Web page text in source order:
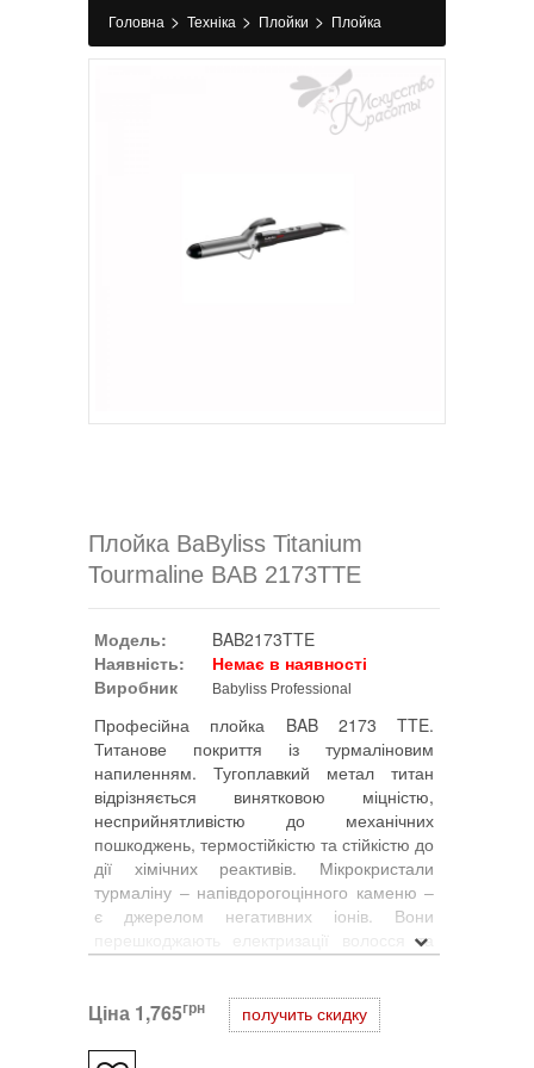
Головна > Техніка > Плойки > Плойка
BaByliss Titanium Tourmaline BAB 2173TTE
Плойка BaByliss Titanium
Tourmaline BAB 2173TTE
Модель:
BAB2173TTE
Наявність:
Немає в наявності
Виробник
Babyliss Professional
Професійна плойка BAB 2173 TTE.
Титанове покриття із турмаліновим
напиленням. Тугоплавкий метал титан
відрізняється винятковою міцністю,
несприйнятливістю до механічних
пошкоджень, термостійкістю та стійкістю до
дії хімічних реактивів. Мікрокристали
турмаліну – напівдорогоцінного каменю –
є джерелом негативних іонів. Вони
перешкоджають електризації волосся та
нейтралізують шкідливий вплив позитивних
завдяки зносостійкості покриття. Робоча
поверхня настільки гладка, що плойка
ковзає по волоссю, не пошкоджуючи їх.
Ціна 1,765грн получить скидку